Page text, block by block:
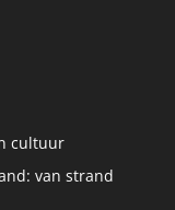
cultuur
van strand